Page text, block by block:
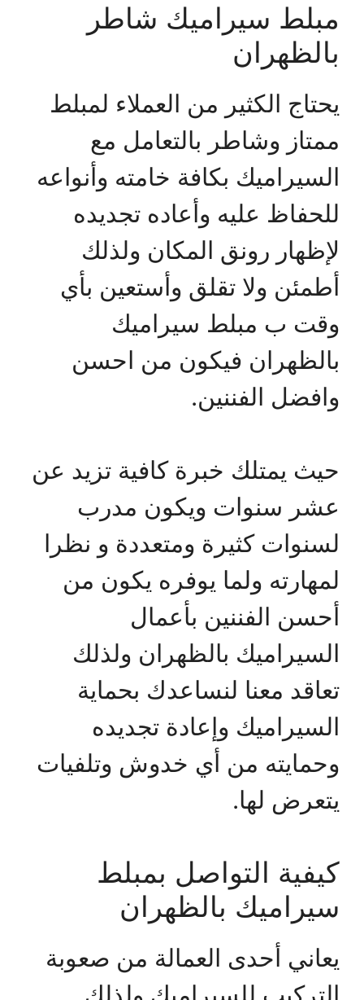
مبلط سيراميك شاطر
بالظهران
يحتاج الكثير من العملاء لمبلط
ممتاز وشاطر بالتعامل مع
السيراميك بكافة خامته وأنواعه
للحفاظ عليه وأعاده تجديده
لإظهار رونق المكان ولذلك
أطمئن ولا تقلق وأستعين بأي
وقت ب مبلط سيراميك
بالظهران فيكون من احسن
وافضل الفننين.
حيث يمتلك خبرة كافية تزيد عن
عشر سنوات ويكون مدرب
لسنوات كثيرة ومتعددة و نظرا
لمهارته ولما يوفره يكون من
أحسن الفننين بأعمال
السيراميك بالظهران ولذلك
تعاقد معنا لنساعدك بحماية
السيراميك وإعادة تجديده
وحمايته من أي خدوش وتلفيات
يتعرض لها.
كيفية التواصل بمبلط
سيراميك بالظهران
يعاني أحدى العمالة من صعوبة